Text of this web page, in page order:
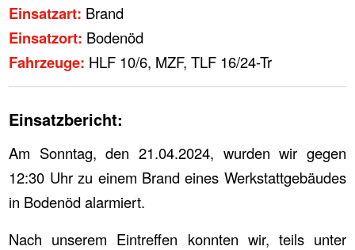
Einsatzart: Brand
Einsatzort: Bodenöd
Fahrzeuge: HLF 10/6, MZF, TLF 16/24-Tr
Einsatzbericht:
Am Sonntag, den 21.04.2024, wurden wir gegen
12:30 Uhr zu einem Brand eines Werkstattgebäudes
in Bodenöd alarmiert.
Nach unserem Eintreffen konnten wir, teils unter